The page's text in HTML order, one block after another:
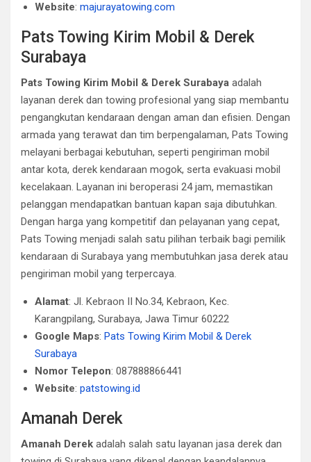
Website: majurayatowing.com
Pats Towing Kirim Mobil & Derek
Surabaya
Pats Towing Kirim Mobil & Derek Surabaya adalah
layanan derek dan towing profesional yang siap membantu
pengangkutan kendaraan dengan aman dan efisien. Dengan
armada yang terawat dan tim berpengalaman, Pats Towing
melayani berbagai kebutuhan, seperti pengiriman mobil
antar kota, derek kendaraan mogok, serta evakuasi mobil
kecelakaan. Layanan ini beroperasi 24 jam, memastikan
pelanggan mendapatkan bantuan kapan saja dibutuhkan.
Dengan harga yang kompetitif dan pelayanan yang cepat,
Pats Towing menjadi salah satu pilihan terbaik bagi pemilik
kendaraan di Surabaya yang membutuhkan jasa derek atau
pengiriman mobil yang terpercaya.
Alamat: Jl. Kebraon II No.34, Kebraon, Kec.
Karangpilang, Surabaya, Jawa Timur 60222
Google Maps: Pats Towing Kirim Mobil & Derek
Surabaya
Nomor Telepon: 087888866441
Website: patstowing.id
Amanah Derek
Amanah Derek adalah salah satu layanan jasa derek dan